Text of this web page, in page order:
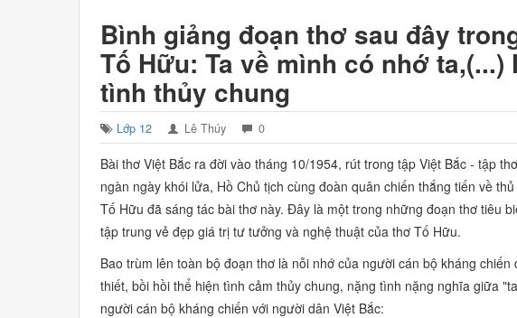
Bình giảng đoạn thơ sau đây
Tố Hữu: Ta về mình có nhớ
tình thủy chung
Lớp 12 Lê Thúy 0
Bài thơViệt Bắc ra đời vào tháng 10/1954, rút trong tậpViệt Bắc - tập
ngàn ngày khói lửa, Hồ Chủ tịch cùng đoàn quân chiến thắng tiến về
Tố Hữu đã sáng tác bài thơ này. Đây là một trong những đoạn thơ tiêu
tập trung vẻ đẹp giá trị tư tưởng và nghệ thuật của thơ Tố Hữu.
Bao trùm lên toàn bộ đoạn thơ là nỗi nhớ của người cán bộ kháng
thiết, bồi hồi thể hiện tình cảm thủy chung, nặng tình nặng nghĩa giữa
người cán bộ kháng chiến với người dân Việt Bắc: